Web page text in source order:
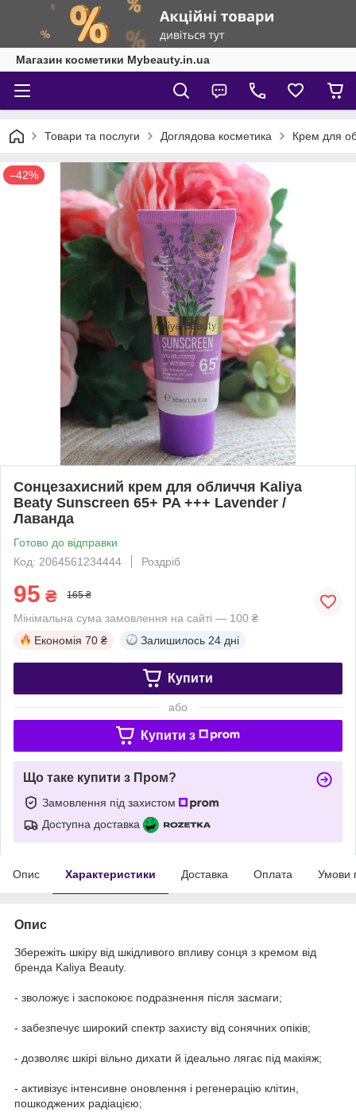
Магазин косметики Mybeauty.in.ua
Товари та послуги Доглядова косметика Крем для
–42%
Сонцезахисний крем для обличчя Kaliya
Beaty Sunscreen 65+ PA +++ Lavender /
Лаванда
Готово до відправки
Код: 2064561234444
Роздріб
95 ₴ 165 ₴
Мінімальна сума замовлення на сайті — 100 ₴
Економія 70 ₴ Залишилось 24 дні
Купити
або
Купити з
Що таке купити з Пром?
Замовлення під захистом
Доступна доставка
Опис Характеристики Доставка Оплата Умови
Опис
Збережіть шкіру від шкідливого впливу сонця з кремом від
бренда Kaliya Beauty.
- зволожує і заспокоює подразнення після засмаги;
- забезпечує широкий спектр захисту від сонячних опіків;
- дозволяє шкірі вільно дихати й ідеально лягає під макіяж;
- активізує інтенсивне оновлення і регенерацію клітин,
пошкоджених радіацією;